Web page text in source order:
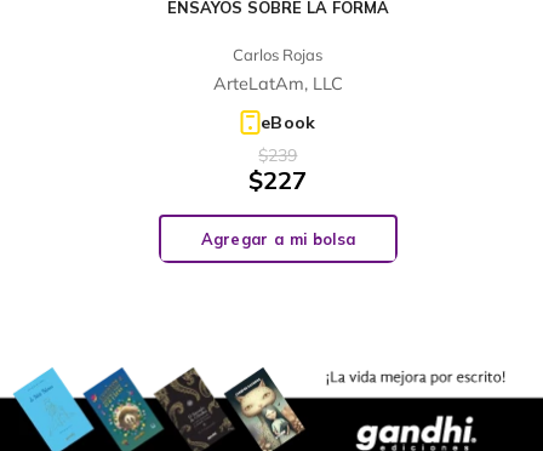
ENSAYOS SOBRE LA FORMA
Carlos Rojas
ArteLatAm, LLC
eBook
$239
$227
Agregar a mi bolsa